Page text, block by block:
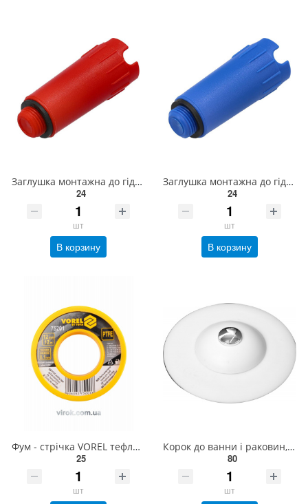
Заглушка монтажна до гідросистем VOREL Ø= 1/2", червона [20] 54901
24
шт
В корзину
Заглушка монтажна до гідросистем VOREL Ø= 1/2", синя [20] 54900
24
шт
В корзину
Фум - стрічка VOREL тефлонова ущільнююча, l= 12 м, b= 12 мм, h= 0,1мм [250/1000] 75201
25
шт
Корок до ванни і раковин, силіконовий FALA, Ø= 100 мм, білий [240] 74781
80
шт